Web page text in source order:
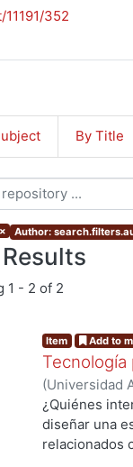
352
By Title
× Author:
1 - 2 of 2
Item Add to
Tecnología
(Universidad
Artes para el
Cruzvillegas
¿Quiénes
diseñar una
relacionados